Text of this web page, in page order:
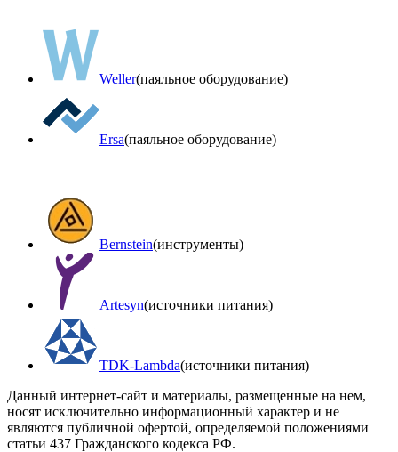
Weller(паяльное оборудование)
Ersa(паяльное оборудование)
Bernstein(инструменты)
Artesyn(источники питания)
TDK-Lambda(источники питания)
Данный интернет-сайт и материалы, размещенные на нем,
носят исключительно информационный характер и не
являются публичной офертой, определяемой положениями
статьи 437 Гражданского кодекса РФ.